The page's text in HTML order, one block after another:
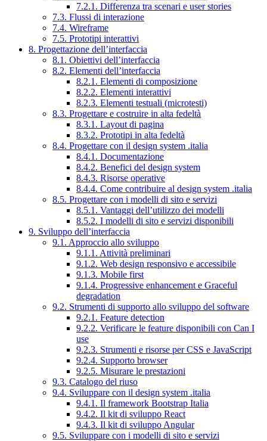
7.2.1. Differenza tra scenari e user stories
7.3. Flussi di interazione
7.4. Wireframe
7.5. Prototipi interattivi
8. Progettazione dell’interfaccia
8.1. Obiettivi dell’interfaccia
8.2. Elementi dell’interfaccia
8.2.1. Elementi di composizione
8.2.2. Elementi interattivi
8.2.3. Elementi testuali (microtesti)
8.3. Progettare e costruire in alta fedeltà
8.3.1. Layout di pagina
8.3.2. Prototipi in alta fedeltà
8.4. Progettare con il design system .italia
8.4.1. Documentazione
8.4.2. Benefici del design system
8.4.3. Risorse operative
8.4.4. Come contribuire al design system .italia
8.5. Progettare con i modelli di sito e servizi
8.5.1. Vantaggi dell’utilizzo dei modelli
8.5.2. I modelli di sito e servizi disponibili
9. Sviluppo dell’interfaccia
9.1. Approccio allo sviluppo
9.1.1. Attività preliminari
9.1.2. Web design responsivo e accessibile
9.1.3. Mobile first
9.1.4. Progressive enhancement e Graceful
degradation
9.2. Strumenti di supporto allo sviluppo del software
9.2.1. Feature detection
9.2.2. Verificare le feature disponibili con Can I
use
9.2.3. Strumenti e risorse per CSS e JavaScript
9.2.4. Supporto browser
9.2.5. Misurare le prestazioni
9.3. Catalogo del riuso
9.4. Sviluppare con il design system .italia
9.4.1. Il framework Bootstrap Italia
9.4.2. Il kit di sviluppo React
9.4.3. Il kit di sviluppo Angular
9.5. Sviluppare con i modelli di sito e servizi